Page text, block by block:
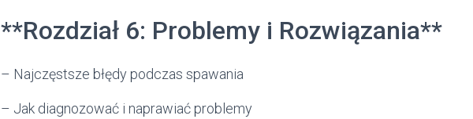
**Rozdział 6: Problemy i Rozwiązania**
– Najczęstsze błędy podczas spawania
– Jak diagnozować i naprawiać problemy